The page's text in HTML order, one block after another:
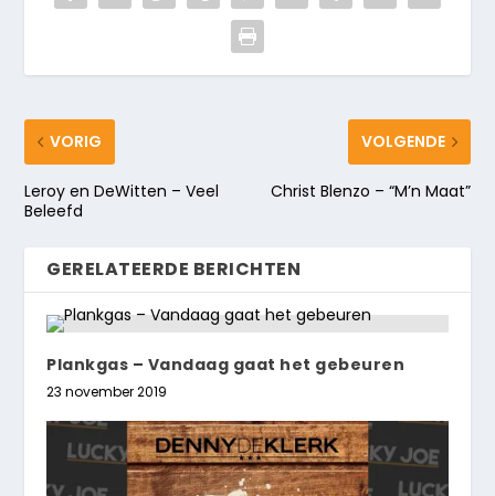
VORIG
Leroy en DeWitten – Veel
Beleefd
VOLGENDE
Christ Blenzo – “M’n Maat”
GERELATEERDE BERICHTEN
Plankgas – Vandaag gaat het gebeuren
23 november 2019